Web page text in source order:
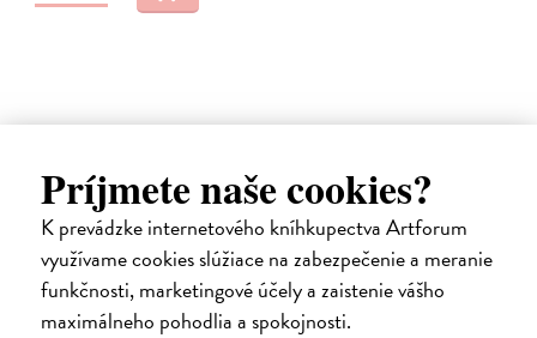
Príjmete naše cookies?
K prevádzke internetového kníhkupectva Artforum
využívame cookies slúžiace na zabezpečenie a meranie
funkčnosti, marketingové účely a zaistenie vášho
maximálneho pohodlia a spokojnosti.
E-AUDIO